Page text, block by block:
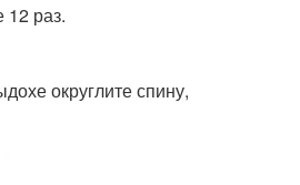
12 раз.
округлите спину,